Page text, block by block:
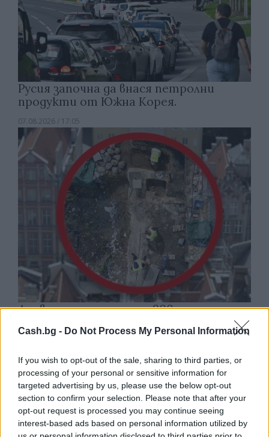
Cash.bg - Do Not Process My Personal Information
If you wish to opt-out of the sale, sharing to third parties, or
processing of your personal or sensitive information for
targeted advertising by us, please use the below opt-out
section to confirm your selection. Please note that after your
opt-out request is processed you may continue seeing
interest-based ads based on personal information utilized by
Русия започна да внася петролни
продукти от Южна Корея.
07.08.2026 / 17:05
Древен храм на почти 900 години
Полша
07.08.2026 / 16:00